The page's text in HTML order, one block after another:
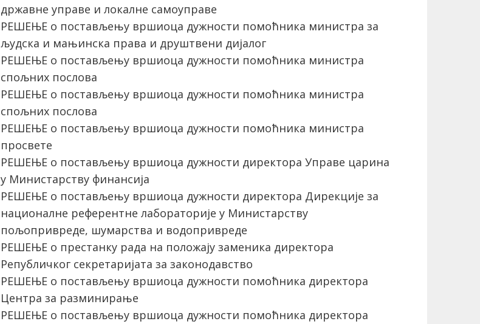
државне управе и локалне самоуправе
РЕШЕЊЕ о постављењу вршиоца дужности помоћника министра за
људска и мањинска права и друштвени дијалог
РЕШЕЊЕ о постављењу вршиоца дужности помоћника министра
спољних послова
РЕШЕЊЕ о постављењу вршиоца дужности помоћника министра
спољних послова
РЕШЕЊЕ о постављењу вршиоца дужности помоћника министра
просвете
РЕШЕЊЕ о постављењу вршиоца дужности директора Управе царина
у Министарству финансија
РЕШЕЊЕ о постављењу вршиоца дужности директора Дирекције за
националне референтне лабораторије у Министарству
пољопривреде, шумарства и водопривреде
РЕШЕЊЕ о престанку рада на положају заменика директора
Републичког секретаријата за законодавство
РЕШЕЊЕ о постављењу вршиоца дужности помоћника директора
Центра за разминирање
РЕШЕЊЕ о постављењу вршиоца дужности помоћника директора